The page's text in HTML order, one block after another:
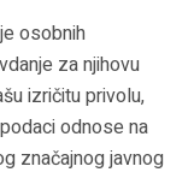
osobnih
za njihovu
izričitu privolu,
odnose na
značajnog javnog